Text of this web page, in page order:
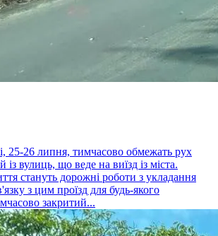
25-26 липня, тимчасово обмежать рух
із вулиць, що веде на виїзд із міста.
стануть дорожні роботи з укладання
з цим проїзд для будь-якого
закритий...